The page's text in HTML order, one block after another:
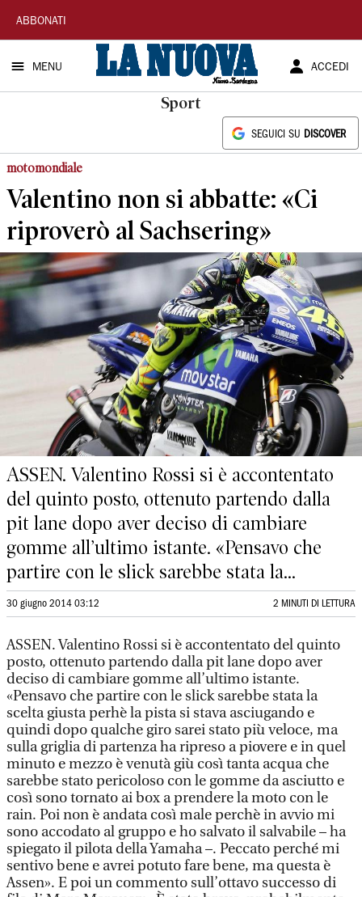
La
Nuova
Sardegna
ABBONATI
MENU ACCEDI
Sport
SEGUICI SU DISCOVER
motomondiale
Valentino non si abbatte: «Ci
riproverò al Sachsering»
ASSEN. Valentino Rossi si è accontentato
del quinto posto, ottenuto partendo dalla
pit lane dopo aver deciso di cambiare
gomme all’ultimo istante. «Pensavo che
partire con le slick sarebbe stata la...
30 giugno 2014 03:12 2 MINUTI DI LETTURA
ASSEN. Valentino Rossi si è accontentato del quinto
posto, ottenuto partendo dalla pit lane dopo aver
deciso di cambiare gomme all’ultimo istante.
«Pensavo che partire con le slick sarebbe stata la
scelta giusta perhè la pista si stava asciugando e
quindi dopo qualche giro sarei stato più veloce, ma
sulla griglia di partenza ha ripreso a piovere e in quel
minuto e mezzo è venutà giù così tanta acqua che
sarebbe stato pericoloso con le gomme da asciutto e
così sono tornato ai box a prendere la moto con le
rain. Poi non è andata così male perchè in avvio mi
sono accodato al gruppo e ho salvato il salvabile – ha
spiegato il pilota della Yamaha –. Peccato perché mi
sentivo bene e avrei potuto fare bene, ma questa è
Assen». E poi un commento sull’ottavo successo di